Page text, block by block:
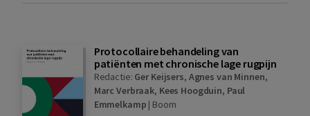
Protocollaire behandeling van
patiënten met chronische lage rugpijn
Redactie: Ger Keijsers, Agnes van Minnen,
Marc Verbraak, Kees Hoogduin, Paul
Emmelkamp | Boom